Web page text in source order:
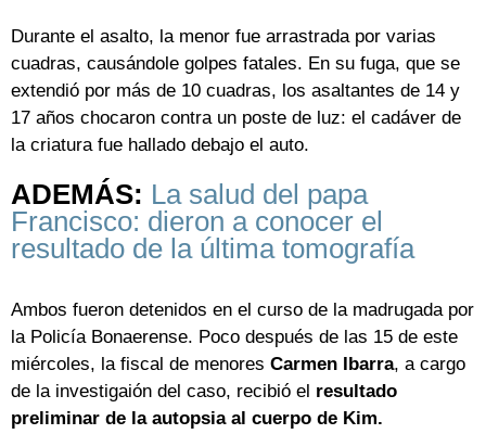
Durante el asalto, la menor fue arrastrada por varias
cuadras, causándole golpes fatales. En su fuga, que se
extendió por más de 10 cuadras, los asaltantes de 14 y
17 años chocaron contra un poste de luz: el cadáver de
la criatura fue hallado debajo el auto.
ADEMÁS: La salud del papa
Francisco: dieron a conocer el
resultado de la última tomografía
Ambos fueron detenidos en el curso de la madrugada por
la Policía Bonaerense. Poco después de las 15 de este
miércoles, la fiscal de menores Carmen Ibarra, a cargo
de la investigaión del caso, recibió el resultado
preliminar de la autopsia al cuerpo de Kim.